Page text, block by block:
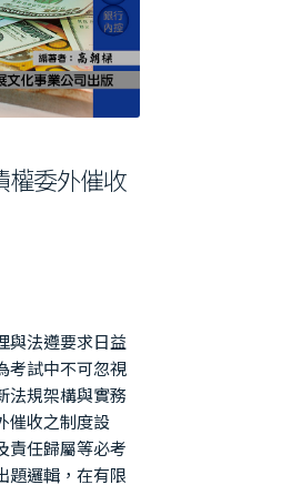
權委外催收
與法遵要求日益
考試中不可忽視
法規架構與實務
催收之制度設
責任歸屬等必考
題邏輯，在有限